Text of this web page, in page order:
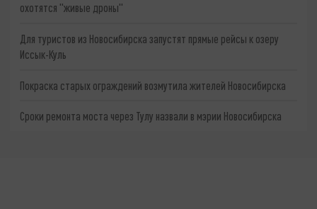
охотятся "живые дроны"
Для туристов из Новосибирска запустят прямые рейсы к озеру
Иссык-Куль
Покраска старых ограждений возмутила жителей Новосибирска
Сроки ремонта моста через Тулу назвали в мэрии Новосибирска